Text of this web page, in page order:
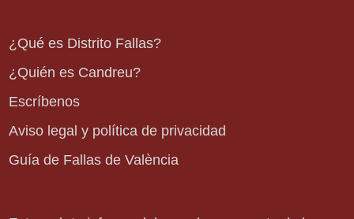
¿Qué es Distrito Fallas?
¿Quién es Candreu?
Escríbenos
Aviso legal y política de privacidad
Guía de Fallas de València